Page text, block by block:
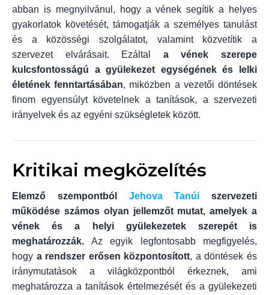
abban is megnyilvánul, hogy a vének segítik a helyes
gyakorlatok követését, támogatják a személyes tanulást
és a közösségi szolgálatot, valamint közvetítik a
szervezet elvárásait. Ezáltal a vének szerepe
kulcsfontosságú a gyülekezet egységének és lelki
életének fenntartásában, miközben a vezetői döntések
finom egyensúlyt követelnek a tanítások, a szervezeti
irányelvek és az egyéni szükségletek között.
Kritikai megközelítés
Elemző szempontból Jehova Tanúi szervezeti
működése számos olyan jellemzőt mutat, amelyek a
vének és a helyi gyülekezetek szerepét is
meghatározzák. Az egyik legfontosabb megfigyelés,
hogy a rendszer erősen központosított, a döntések és
iránymutatások a világközpontból érkeznek, ami
meghatározza a tanítások értelmezését és a gyülekezeti